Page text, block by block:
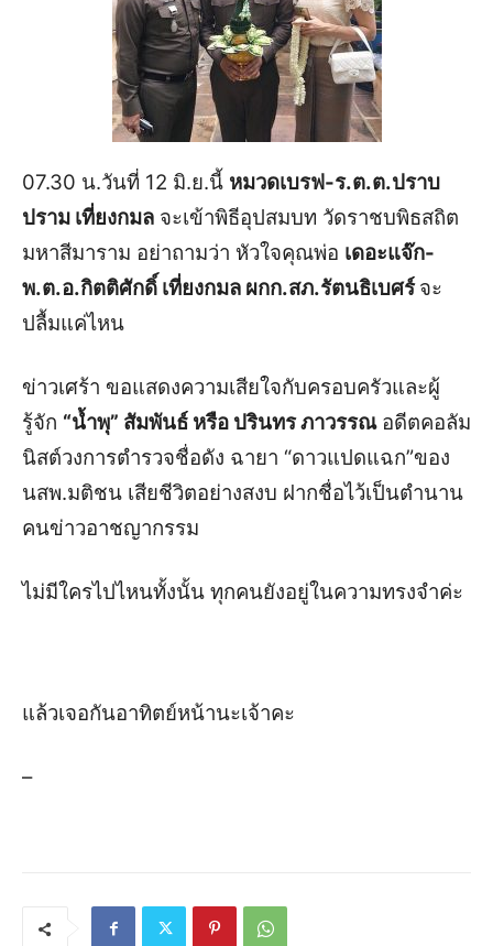
07.30 น.วันที่ 12 มิ.ย.นี้ หมวดเบรฟ-ร.ต.ต.ปราบ
ปราม เที่ยงกมล จะเข้าพิธีอุปสมบท วัดราชบพิธสถิต
มหาสีมาราม อย่าถามว่า หัวใจคุณพ่อ เดอะแจ๊ก-
พ.ต.อ.กิตติศักดิ์ เที่ยงกมล ผกก.สภ.รัตนธิเบศร์จะ
ปลื้มแค่ไหน
ข่าวเศร้า ขอแสดงความเสียใจกับครอบครัวและผู้
รู้จัก “น้ำพุ” สัมพันธ์ หรือ ปรินทร ภาวรรณอดีตคอลัม
นิสต์วงการตำรวจชื่อดัง ฉายา “ดาวแปดแฉก”ของ
นสพ.มติชน เสียชีวิตอย่างสงบ ฝากชื่อไว้เป็นตำนาน
คนข่าวอาชญากรรม
ไม่มีใครไปไหนทั้งนั้น ทุกคนยังอยู่ในความทรงจำค่ะ
แล้วเจอกันอาทิตย์หน้านะเจ้าคะ
–